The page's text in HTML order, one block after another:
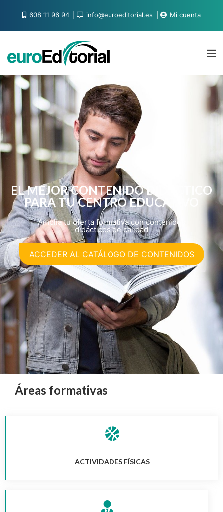
608 11 96 94 info@euroeditorial.es Mi cuenta
EL MEJOR CONTENIDO DIDÁCTICO
PARA TU CENTRO EDUCATIVO
Amplía tu oferta formativa con contenidos
didácticos de calidad
ACCEDER AL CATÁLOGO DE CONTENIDOS
Áreas formativas
ACTIVIDADES FÍSICAS